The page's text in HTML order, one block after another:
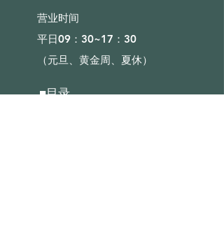
营业时间​
平日09：30~17：30
（元旦、黄金周、夏休）
■目录